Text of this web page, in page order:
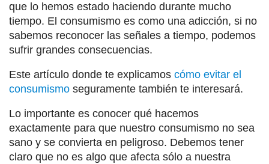
que lo hemos estado haciendo durante mucho
tiempo. El consumismo es como una adicción, si no
sabemos reconocer las señales a tiempo, podemos
sufrir grandes consecuencias.
Este artículo donde te explicamos cómo evitar el
consumismo seguramente también te interesará.
Lo importante es conocer qué hacemos
exactamente para que nuestro consumismo no sea
sano y se convierta en peligroso. Debemos tener
claro que no es algo que afecta sólo a nuestra